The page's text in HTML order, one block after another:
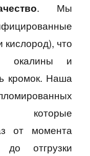
. Мы
кислород), что
окалины и
кромок. Наша
которые
от момента
отгрузки